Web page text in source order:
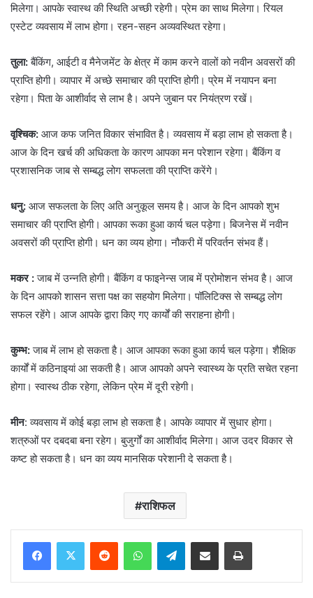
मिलेगा। आपके स्वास्थ की स्थिति अच्छी रहेगी। प्रेम का साथ मिलेगा। रियल
एस्टेट व्यवसाय में लाभ होगा। रहन-सहन अव्यवस्थित रहेगा।
तुला:बैंकिंग, आईटी व मैनेजमेंट के क्षेत्र में काम करने वालों को नवीन अवसरों की
प्राप्ति होगी। व्यापार में अच्छे समाचार की प्राप्ति होगी। प्रेम में नयापन बना
रहेगा। पिता के आशीर्वाद से लाभ है। अपने जुबान पर नियंत्रण रखें।
वृश्चिक: आज कफ जनित विकार संभावित है। व्यवसाय में बड़ा लाभ हो सकता है।
आज के दिन खर्च की अधिकता के कारण आपका मन परेशान रहेगा। बैंकिंग व
प्रशासनिक जाब से सम्बद्ध लोग सफलता की प्राप्ति करेंगे।
धनु: आज सफलता के लिए अति अनुकूल समय है। आज के दिन आपको शुभ
समाचार की प्राप्ति होगी। आपका रूका हुआ कार्य चल पड़ेगा। बिजनेस में नवीन
अवसरों की प्राप्ति होगी। धन का व्यय होगा। नौकरी में परिवर्तन संभव हैं।
मकर :जाब में उन्नति होगी। बैंकिंग व फाइनेन्स जाब में प्रोमोशन संभव है। आज
के दिन आपको शासन सत्ता पक्ष का सहयोग मिलेगा। पॉलिटिक्स से सम्बद्ध लोग
सफल रहेंगे। आज आपके द्वारा किए गए कार्यों की सराहना होगी।
कुम्भ:जाब में लाभ हो सकता है। आज आपका रूका हुआ कार्य चल पड़ेगा। शैक्षिक
कार्यों में कठिनाइयां आ सकती है। आज आपको अपने स्वास्थ्य के प्रति सचेत रहना
होगा। स्वास्थ ठीक रहेगा, लेकिन प्रेम में दूरी रहेगी।
मीन: व्यवसाय में कोई बड़ा लाभ हो सकता है। आपके व्यापार में सुधार होगा।
शत्रुओं पर दबदबा बना रहेग। बुजुर्गों का आशीर्वाद मिलेगा। आज उदर विकार से
कष्ट हो सकता है। धन का व्यय मानसिक परेशानी दे सकता है।
राशिफल
Telegram